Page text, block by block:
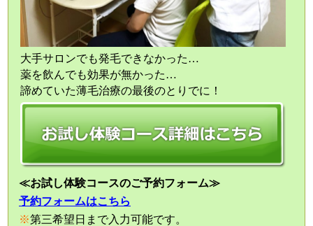
大手サロンでも発毛できなかった…
薬を飲んでも効果が無かった…
諦めていた薄毛治療の最後のとりでに！
≪お試し体験コースのご予約フォーム≫
予約フォームはこちら
※第三希望日まで入力可能です。